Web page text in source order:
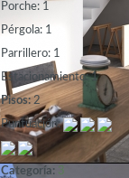
Porche: 1
Pérgola: 1
Parrillero: 1
Estacionamiento:1
Pisos:2
Puntuación:
Categoría: 3